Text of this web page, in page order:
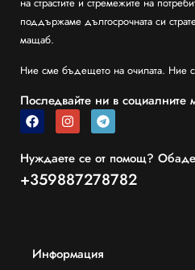
поддържаме дългосрочната си
мащаб.
Ние сме бъдещето на очилата. Ние
Последвайте ни в социалните
Нуждаете се от помощ?
+359887278782
Информация